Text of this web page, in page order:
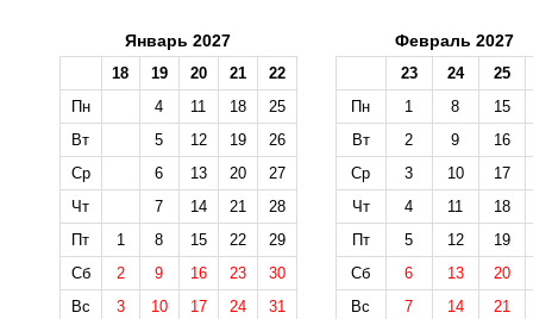
Январь 2027
18 19 20 21
22
Пн
4 11 18
25
Вт
5 12 19
26
Ср
6 13 20
27
Чт
7 14 21
28
Пт
1 8 15 22
29
Сб
2 9 16 23
30
Вс
3 10 17 24 31
Февраль 2027
23 24
25
Пн
1 8
15
Вт
2 9
16
Ср
3 10
17
Чт
4 11
18
Пт
5 12
19
Сб
6 13
20
Вс
7 14 21